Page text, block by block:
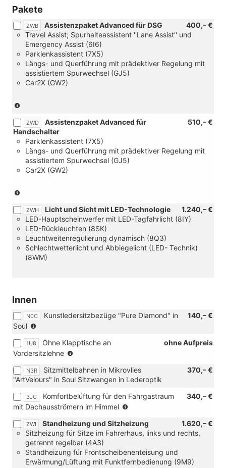
Pakete
ZWB 400,– €
Assistenzpaket Advanced für DSG
Travel Assist; Spurhalteassistent ''Lane Assist'' und
Emergency Assist (6I6)
Parklenkassistent (7X5)
Längs- und Querführung mit prädektiver Regelung mit
assistiertem Spurwechsel (GJ5)
Car2X (GW2)
Verbindung
mit
DSG)
ZWD 510,– €
Assistenzpaket Advanced für
Handschalter
Parklenkassistent (7X5)
Längs- und Querführung mit prädektiver Regelung mit
assistiertem Spurwechsel (GJ5)
Car2X (GW2)
Verbindung
mit
Handschalter)
ZWH 1.240,– €
Licht und Sicht mit LED-Technologie
LED-Hauptscheinwerfer mit LED-Tagfahrlicht (8IY)
LED-Rückleuchten (8SK)
Leuchtweitenregulierung dynamisch (8Q3)
Schlechtwetterlicht und Abbiegelicht (LED- Technik)
(8WM)
Innen
N0C 140,– €
Kunstledersitzbezüge "Pure Diamond" in
Soul
Verbindung
mit
Türverkleidung
in
Kunsstoff
mit
Inser,
Armauflage
und
Mittelarmlehne
in
Kunstleder
1U8 ohne Aufpreis
Ohne Klapptische an
Vordersitzlehne
Verbindung
mit
Kunstledersitzbezüge
"Pure
Diamond"
in
Soul)
N3R 370,– €
Sitzmittelbahnen in Mikrovlies
"ArtVelours" in Soul Sitzwangen in Lederoptik
3JC 340,– €
Komfortbelüftung für den Fahrgastraum
mit Dachausströmern im Himmel
Verbindung
mit
Festes
Panoramadach
ZWI 1.620,– €
Standheizung und Sitzheizung
Sitzheizung für Sitze im Fahrerhaus, links und rechts,
getrennt regelbar (4A3)
Standheizung für Frontscheibenenteisung und
Erwärmung/Lüftung mit Funktfernbedienung (9M9)